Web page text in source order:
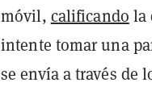
móvil, calificando la
intente tomar una
se envía a través de